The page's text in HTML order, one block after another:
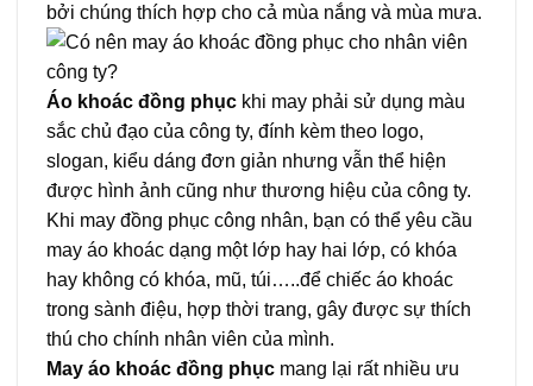
bởi chúng thích hợp cho cả mùa nắng và mùa mưa.
Áo khoác đồng phục khi may phải sử dụng màu
sắc chủ đạo của công ty, đính kèm theo logo,
slogan, kiểu dáng đơn giản nhưng vẫn thể hiện
được hình ảnh cũng như thương hiệu của công ty.
Khi may đồng phục công nhân, bạn có thể yêu cầu
may áo khoác dạng một lớp hay hai lớp, có khóa
hay không có khóa, mũ, túi…..để chiếc áo khoác
trong sành điệu, hợp thời trang, gây được sự thích
thú cho chính nhân viên của mình.
May áo khoác đồng phục mang lại rất nhiều ưu